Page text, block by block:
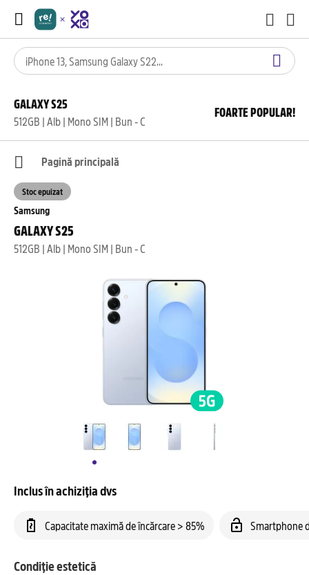
GALAXY S25
512GB | Alb | Mono SIM | Bun - C
FOARTE POPULAR!
Pagină principală
Samsung
GALAXY S25
512GB | Alb | Mono SIM | Bun - C
Stoc epuizat
Inclus în achiziția dvs
Capacitate maximă de încărcare > 85% Smartphone
Condiție estetică